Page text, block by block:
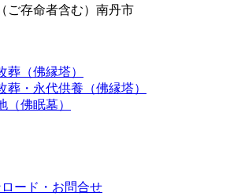
存命者含む）南丹市
葬（佛縁塔）
葬・永代供養（佛縁塔）
（佛眠墓）
ード・お問合せ